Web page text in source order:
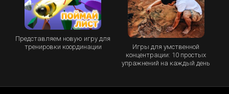
Представляем новую игру для
тренировки координации
Игры для умственной
концентрации: 10 простых
упражнений на каждый день